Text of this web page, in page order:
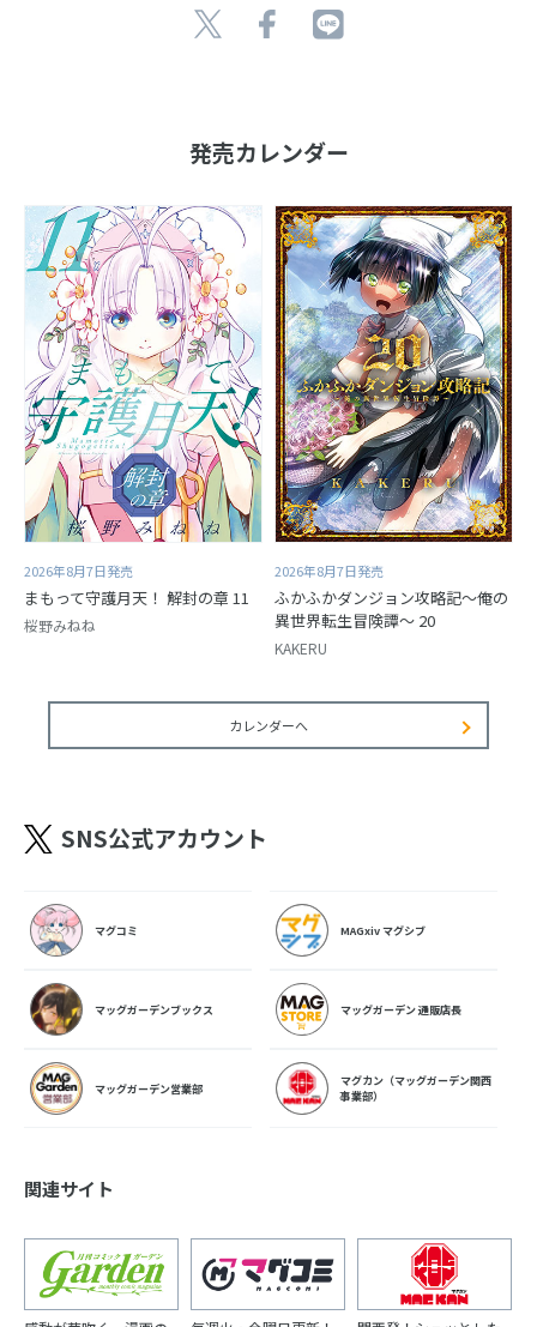
発売カレンダー
2026年8月7日発売
まもって守護月天！ 解封の章 11
桜野みねね
2026年8月7日発売
ふかふかダンジョン攻略記～俺の
異世界転生冒険譚～ 20
KAKERU
カレンダーへ
SNS公式アカウント
マグコミ MAGxiv マグシブ
マッグガーデンブックス マッグガーデン 通販店長
マッグガーデン営業部
マグカン（マッグガーデン関西
事業部）
関連サイト